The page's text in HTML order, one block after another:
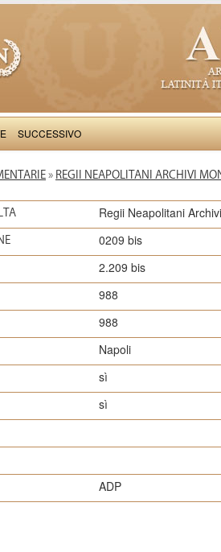
SUCCESSIVO
» REGII NEAPOLITANI ARCHIVI
Regii Neapolitani
0209 bis
2.209 bis
988
988
Napoli
sì
sì
ADP